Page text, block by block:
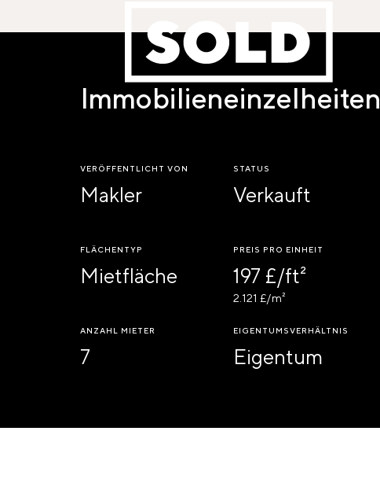
Immobilieneinzelheiten
VERÖFFENTLICHT VON
Makler
STATUS
Verkauft
FLÄCHENTYP
Mietfläche
PREIS PRO EINHEIT
197 £/ft²
2.121 £/m²
ANZAHL MIETER
7
EIGENTUMSVERHÄLTNIS
Eigentum